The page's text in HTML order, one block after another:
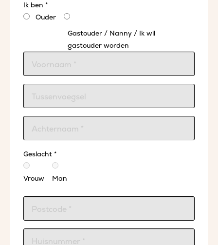
Ik ben *
Ouder
Gastouder / Nanny / Ik wil
gastouder worden
Geslacht *
Vrouw Man